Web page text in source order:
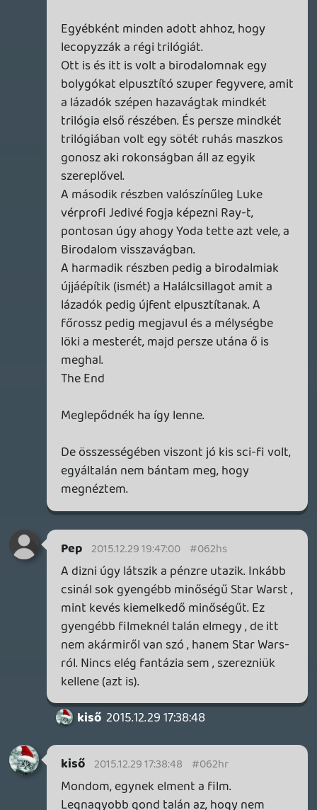
viszont nagyon hamar el lesz felejtve,
mivel semmilyen maradandó élményt nem
nyújt. Ami elviszi a hátán az a brutálisan
erős nosztalgia faktor. Nélküle egy
hajítófát sem érne. Sajnos, mert azért
hiába nem dőltem be a mindent elárasztó
felszopómarketingnek, ennél azért én is
jóval többet vártam. De, mint írtam
korábban, ennek egyszerűen lehetetlen
megfelelni.
Fardavid 2015.12.28 23:32:43
liquid 2015.12.29 00:51:55 #062hn
A kedvünkre ferdített francia, leginkább.
deku82 2015.12.28 20:17:32
Fardavid 2015.12.28 23:32:43 #062hm
Hát ma néztem harmadszorra, most
eredeti nyelven. Egyre jobban tetszik!
Nagyon sajnálom, hogy nem lett tökéletes,
de attól még kurva jó! Még mindig
fenntartom, hogy a "kritikák" legtöbbje
csak alaptalan fikázás. Persze, vannak
Keresztapa 1, 2)? Én még mindig a
fantáziát hiányolom.
deku82 2015.12.28 20:17:32 #062hl
"ATENSZIÓN!"
Ez amúgy milyen nyelv lenne?
Pep 2015.12.28 14:34:29 #062hk
Tudom , azért furcsa hogy csak ennyi lett
belőle. Szerintem abszolút nem a
megfelelő történet egy Star Wars mozifilm
elkészítéséhez. Amúgy meg a film jó , és
szórakoztató. Nekem viszont ez nem Star
Wars , csak valami TV film. Minden
rosszindulat nélkül.
macewindu74 2015.12.28 10:15:56
macewindu74 2015.12.28 10:15:56 #062hj
Konkrétan hárman írták a forgatókönyvet.
Az egyikük konkrétan a The Empire Strikes
Back forgatókönyvéért felelős.
Pep 2015.12.26 00:18:20